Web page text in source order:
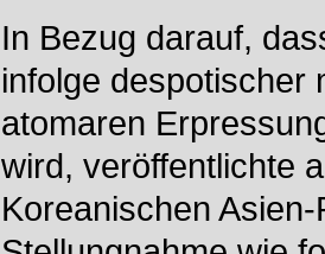
In Bezug darauf,
infolge despotischer
atomaren
wird, veröffentlichte
Koreanischen